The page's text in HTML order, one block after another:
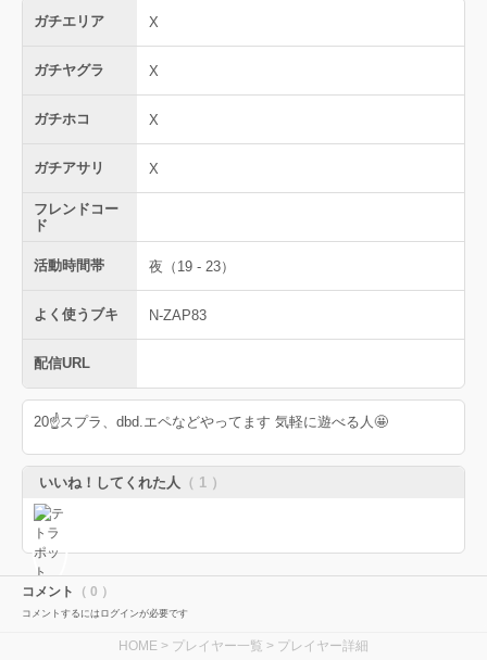
ガチエリア X
ガチヤグラ X
ガチホコ X
ガチアサリ X
フレンドコー
ド
活動時間帯 夜（19 - 23）
よく使うブキ N-ZAP83
配信URL
20☝️スプラ、dbd.エペなどやってます 気軽に遊べる人🤩
いいね！してくれた人 （ 1 ）
コメント （ 0 ）
コメントするにはログインが必要です
HOME > プレイヤー一覧 > プレイヤー詳細